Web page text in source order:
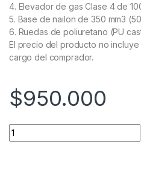
4. Elevador de gas Clase 4 de
5. Base de nailon de 350 mm3
6. Ruedas de poliuretano (PU
El precio del producto no
cargo del comprador.
$950.000